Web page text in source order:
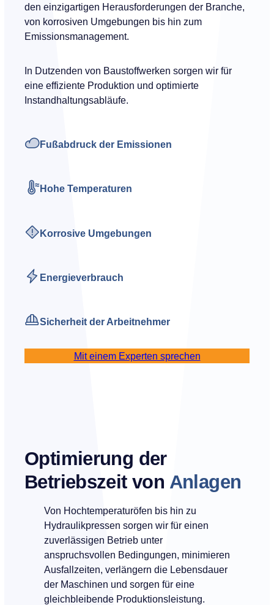
den einzigartigen Herausforderungen der Branche,
von korrosiven Umgebungen bis hin zum
Emissionsmanagement.
In Dutzenden von Baustoffwerken sorgen wir für
eine effiziente Produktion und optimierte
Instandhaltungsabläufe.
Fußabdruck der Emissionen
Hohe Temperaturen
Korrosive Umgebungen
Energieverbrauch
Sicherheit der Arbeitnehmer
Mit einem Experten sprechen
Optimierung der
Betriebszeit von Anlagen
Von Hochtemperaturöfen bis hin zu
Hydraulikpressen sorgen wir für einen
zuverlässigen Betrieb unter
anspruchsvollen Bedingungen, minimieren
Ausfallzeiten, verlängern die Lebensdauer
der Maschinen und sorgen für eine
gleichbleibende Produktionsleistung.